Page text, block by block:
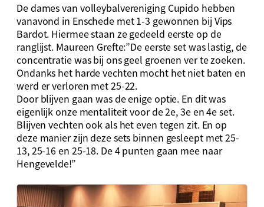
De dames van volleybalvereniging Cupido hebben
vanavond in Enschede met 1-3 gewonnen bij Vips
Bardot. Hiermee staan ze gedeeld eerste op de
ranglijst. Maureen Grefte:”De eerste set was lastig, de
concentratie was bij ons geel groenen ver te zoeken.
Ondanks het harde vechten mocht het niet baten en
werd er verloren met 25-22.
Door blijven gaan was de enige optie. En dit was
eigenlijk onze mentaliteit voor de 2e, 3e en 4e set.
Blijven vechten ook als het even tegen zit. En op
deze manier zijn deze sets binnen gesleept met 25-
13, 25-16 en 25-18. De 4 punten gaan mee naar
Hengevelde!”